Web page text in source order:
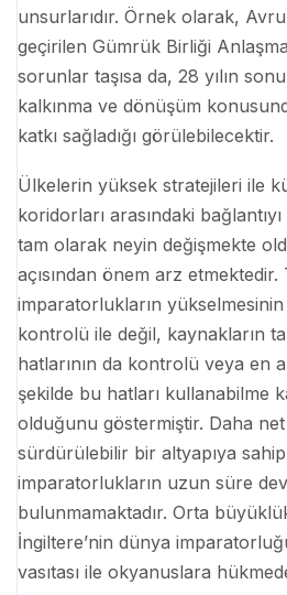
unsurlarıdır. Örnek olarak,
geçirilen Gümrük Birliği
sorunlar taşısa da, 28 yılın
kalkınma ve dönüşüm
katkı sağladığı görülebilecektir.
Ülkelerin yüksek stratejileri ile
koridorları arasındaki
tam olarak neyin değişmekte
açısından önem arz etmektedir.
imparatorlukların
kontrolü ile değil, kaynakların
hatlarının da kontrolü veya en
şekilde bu hatları kullanabilme
olduğunu göstermiştir. Daha
sürdürülebilir bir altyapıya
imparatorlukların uzun süre
bulunmamaktadır. Orta
İngiltere’nin dünya
vasıtası ile okyanuslara